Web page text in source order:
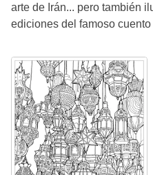
arte de Irán... pero también
ediciones del famoso